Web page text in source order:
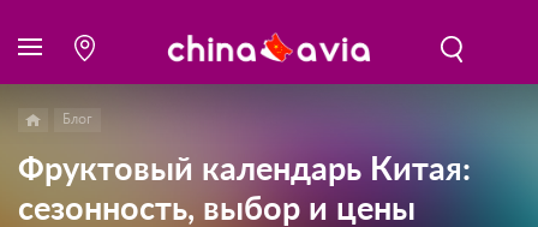
Блог
Фруктовый календарь Китая:
сезонность, выбор и цены